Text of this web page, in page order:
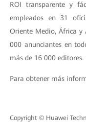
ROI transparente y
empleados en 31
Oriente Medio, África y
000 anunciantes en
más de 16 000 editores.
Para obtener más
Copyright © Huawei